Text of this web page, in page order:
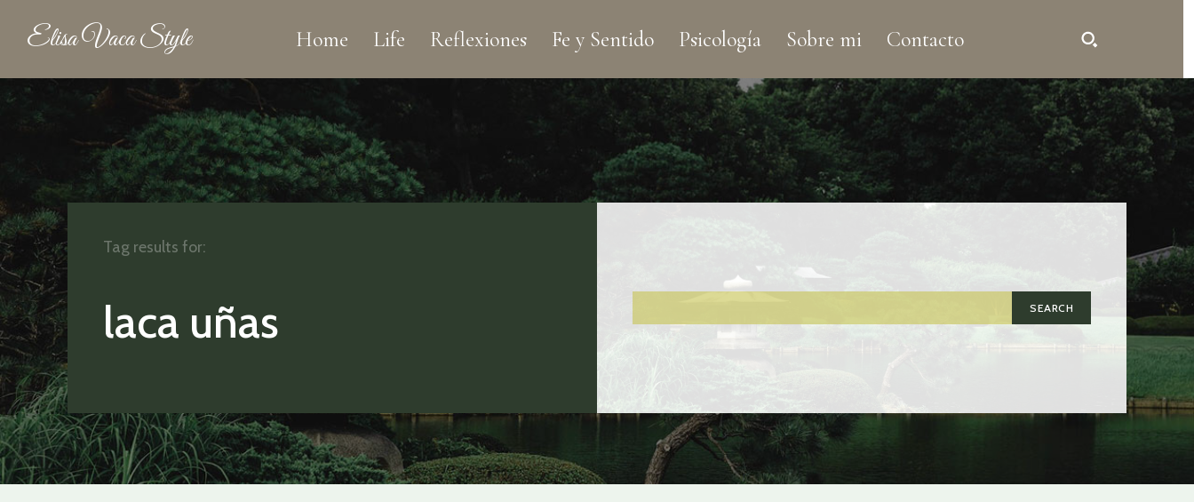
Elisa Vaca Style Home Life Reflexiones Fe y Sentido Psicología Sobre mi Contacto
laca uñas SEARCH
Tag results for: